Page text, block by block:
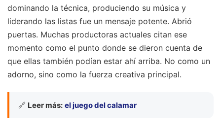
dominando la técnica, produciendo su música y
liderando las listas fue un mensaje potente. Abrió
puertas. Muchas productoras actuales citan ese
momento como el punto donde se dieron cuenta de
que ellas también podían estar ahí arriba. No como un
adorno, sino como la fuerza creativa principal.
🔗 Leer más: el juego del calamar